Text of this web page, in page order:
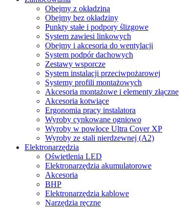
Obejmy z okładziną
Obejmy bez okładziny
Punkty stałe i podpory ślizgowe
System zawiesi linkowych
Obejmy i akcesoria do wentylacji
System podpór dachowych
Zestawy wsporcze
System instalacji przeciwpożarowej
Systemy profili montażowych
Akcesoria montażowe i elementy złączne
Akcesoria kotwiące
Ergonomia pracy instalatora
Wyroby cynkowane ogniowo
Wyroby w powłoce Ultra Cover XP
Wyroby ze stali nierdzewnej (A2)
Elektronarzędzia
Oświetlenia LED
Elektronarzędzia akumulatorowe
Akcesoria
BHP
Elektronarzędzia kablowe
Narzędzia ręczne